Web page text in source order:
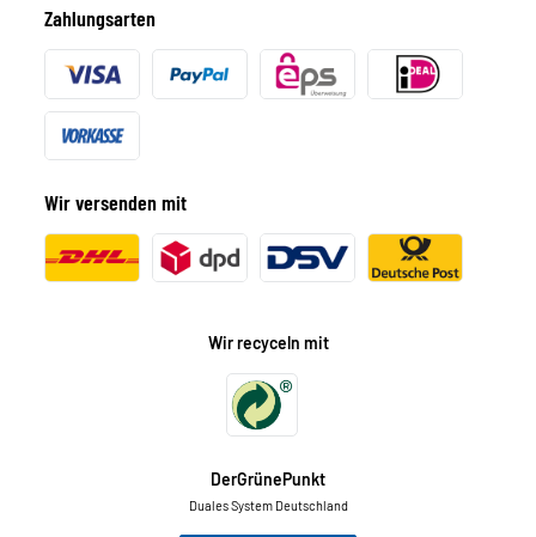
Zahlungsarten
Wir versenden mit
Wir recyceln mit
DerGrünePunkt
Duales System Deutschland